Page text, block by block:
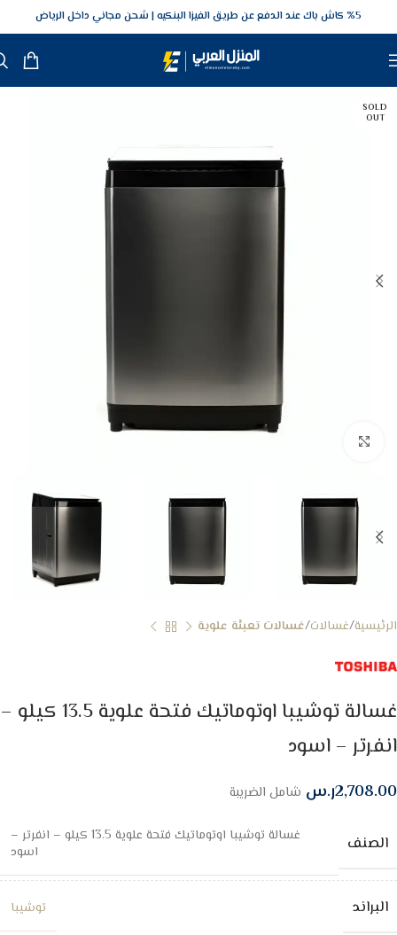
5‎% كاش باك عند الدفع عن طريق الفيزا البنكيه شحن مجاني داخل الرياض
SOLD
OUT
الرئيسية غسالات غسالات تعبئة علوية
غسالة توشيبا اوتوماتيك فتحة علوية 13.5 كيلو –
انفرتر – اسود
2,708.00ر.س شامل الضريبة
الصنف
غسالة توشيبا اوتوماتيك فتحة علوية 13.5 كيلو – انفرتر –
اسود
البراند توشيبا